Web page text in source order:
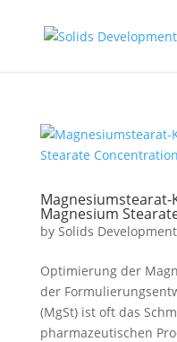
Magnesium
by Solids Development
Optimierung der
der
(MgSt) ist oft das
pharmazeutischen